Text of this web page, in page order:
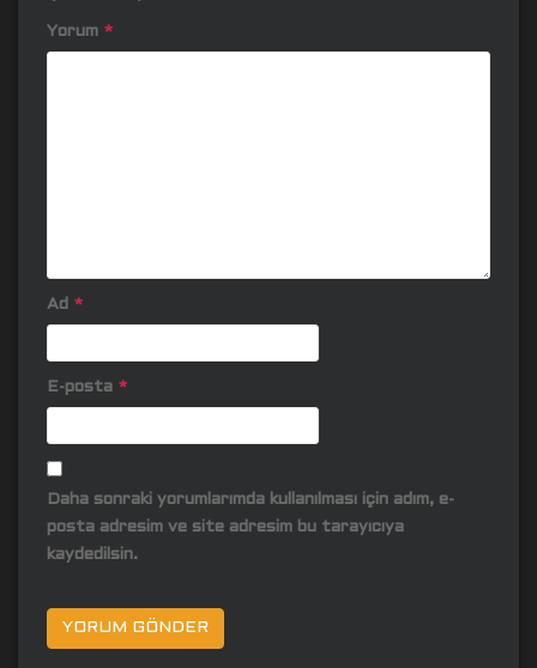
Yorum *
Ad *
E-posta *
Daha sonraki yorumlarımda kullanılması için adım, e-
posta adresim ve site adresim bu tarayıcıya
kaydedilsin.